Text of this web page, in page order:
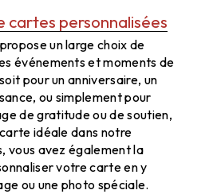
cartes personnalisées
un large choix de
événements et moments de
pour un anniversaire, un
ou simplement pour
de gratitude ou de soutien,
idéale dans notre
vous avez également la
votre carte en y
ou une photo spéciale.